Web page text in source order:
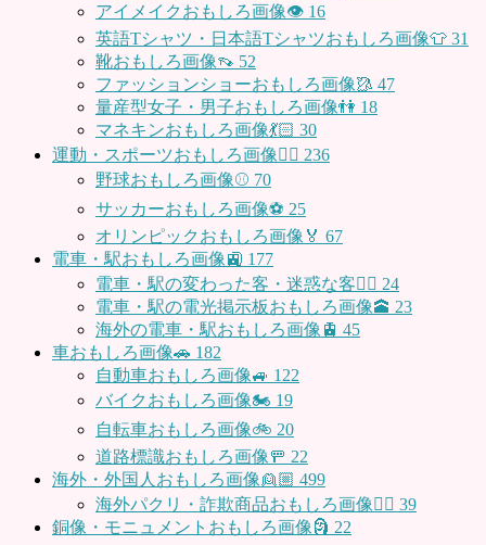
アイメイクおもしろ画像👁 16
英語Tシャツ・日本語Tシャツおもしろ画像👕 31
靴おもしろ画像👡 52
ファッションショーおもしろ画像🥻 47
量産型女子・男子おもしろ画像👫 18
マネキンおもしろ画像💃🏻 30
運動・スポーツおもしろ画像🏃‍♂️ 236
野球おもしろ画像⚾ 70
サッカーおもしろ画像⚽️ 25
オリンピックおもしろ画像🏅 67
電車・駅おもしろ画像🚉 177
電車・駅の変わった客・迷惑な客🤦‍♀️ 24
電車・駅の電光掲示板おもしろ画像🕋 23
海外の電車・駅おもしろ画像🚊 45
車おもしろ画像🚗 182
自動車おもしろ画像🚙 122
バイクおもしろ画像🏍 19
自転車おもしろ画像🚲 20
道路標識おもしろ画像🚥 22
海外・外国人おもしろ画像👱🏼 499
海外パクリ・詐欺商品おもしろ画像🙅‍♀️ 39
銅像・モニュメントおもしろ画像🗿 22